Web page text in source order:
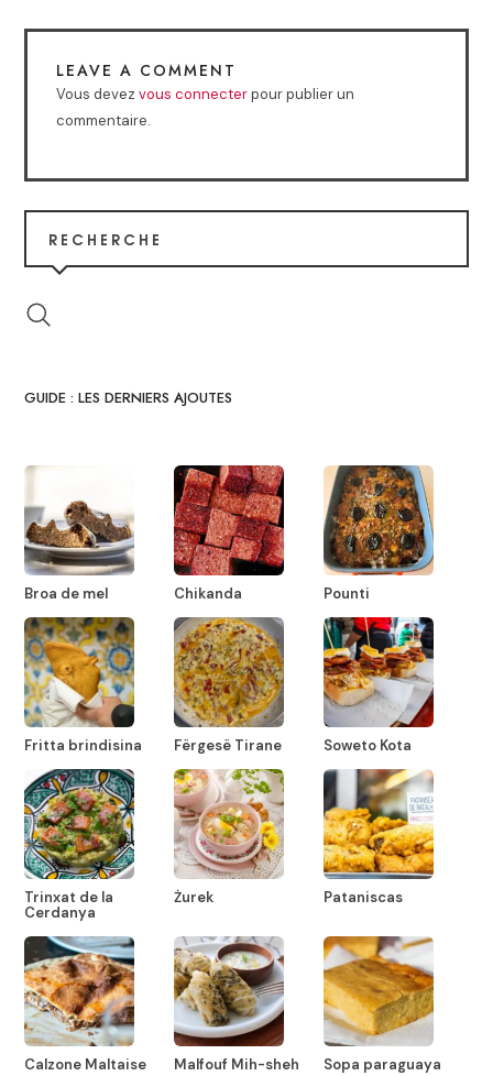
LEAVE A COMMENT
Vous devezvous connecterpour publier un
commentaire.
RECHERCHE
GUIDE : LES DERNIERS AJOUTES
Broa de mel Chikanda Pounti
Fritta brindisina Fërgesë Tirane Soweto Kota
Trinxat de la
Cerdanya
Żurek Pataniscas
Calzone Maltaise Malfouf Mih-sheh Sopa paraguaya